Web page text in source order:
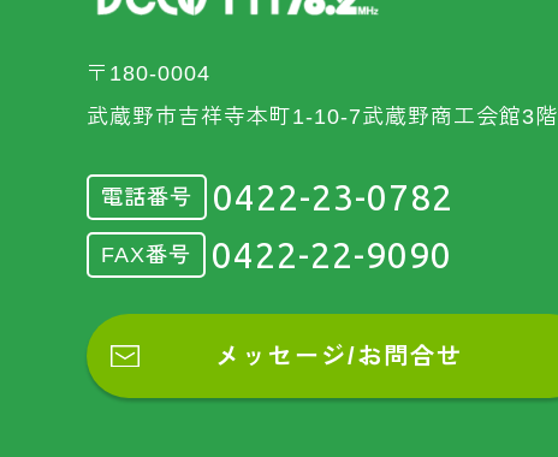
〒180-0004
武蔵野市吉祥寺本町1-10-7武蔵野商工会館3階
電話番号 0422-23-0782
FAX番号 0422-22-9090
メッセージ/お問合せ